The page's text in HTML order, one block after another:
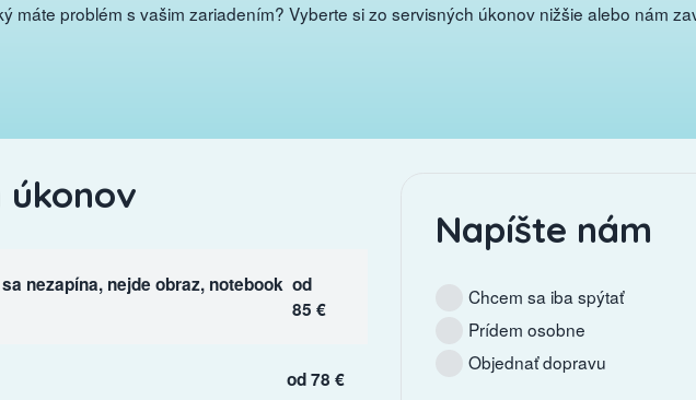
máte problém s vašim zariadením? Vyberte si zo servisných úkonov nižšie alebo nám
úkonov
nezapína, nejde obraz, notebook od
85 €
od 78 €
Napíšte nám
Chcem sa iba spýtať
Prídem osobne
Objednať dopravu